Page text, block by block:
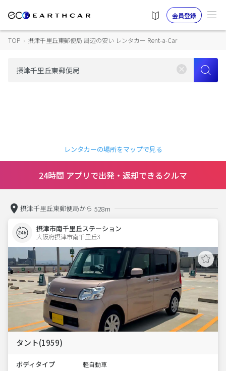
会員登録
TOP › 摂津千里丘東郵便局 周辺の安い レンタカー Rent-a-Car
レンタカーの場所をマップで見る
24時間 アプリで出発・返却できるクルマ
摂津千里丘東郵便局から 528m
摂津市南千里丘ステーション
大阪府摂津市南千里丘3
タント(1959)
ボディタイプ 軽自動車